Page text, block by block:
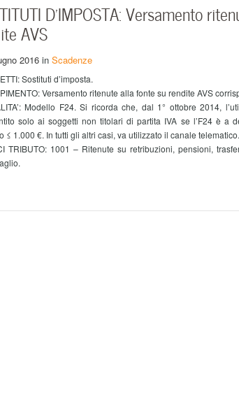
D’IMPOSTA: Versamento
AVS
2016 in Scadenze
Sostituti d’imposta.
Versamento ritenute alla fonte su rendite AVS
Modello F24. Si ricorda che, dal 1° ottobre 2014,
solo ai soggetti non titolari di partita IVA se l’F24 è a
≤ 1.000 €. In tutti gli altri casi, va utilizzato il canale telematico.
TRIBUTO: 1001 – Ritenute su retribuzioni, pensioni,